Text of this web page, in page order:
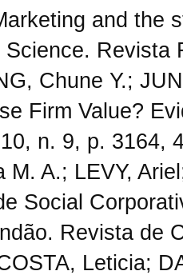
and the
Revista
Chune Y.;
Firm Value?
n. 9, p. 3164,
M. A.; LEVY,
Social
Revista de
Leticia;